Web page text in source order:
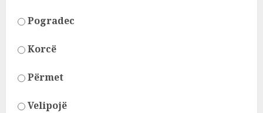
Pogradec
Korcë
Përmet
Velipojë